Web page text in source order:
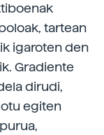
tartean
igaroten den
Gradiente
dirudi,
egiten